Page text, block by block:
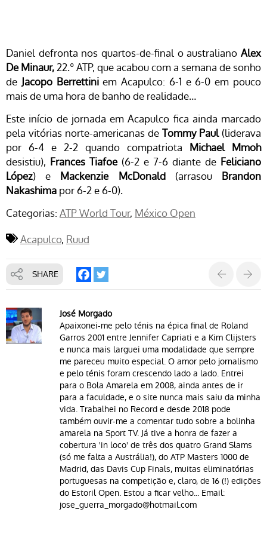
Daniel defronta nos quartos-de-final o australiano Alex
De Minaur,22.º ATP, que acabou com a semana de sonho
deJacopo Berrettiniem Acapulco: 6-1 e 6-0 em pouco
mais de uma hora de banho de realidade…
Este início de jornada em Acapulco fica ainda marcado
pela vitórias norte-americanas de Tommy Paul(liderava
por 6-4 e 2-2 quando compatriota Michael Mmoh
desistiu), Frances Tiafoe(6-2 e 7-6 diante de Feliciano
López) e Mackenzie McDonald(arrasou Brandon
Nakashima por 6-2 e 6-0).
Categorias: ATP World Tour México Open
Acapulco Ruud
SHARE
José Morgado
Apaixonei-me pelo ténis na épica final de Roland
Garros 2001 entre Jennifer Capriati e a Kim Clijsters
e nunca mais larguei uma modalidade que sempre
me pareceu muito especial. O amor pelo jornalismo
e pelo ténis foram crescendo lado a lado. Entrei
para o Bola Amarela em 2008, ainda antes de ir
para a faculdade, e o site nunca mais saiu da minha
vida. Trabalhei no Record e desde 2018 pode
também ouvir-me a comentar tudo sobre a bolinha
amarela na Sport TV. Já tive a honra de fazer a
cobertura 'in loco' de três dos quatro Grand Slams
(só me falta a Austrália!), do ATP Masters 1000 de
Madrid, das Davis Cup Finals, muitas eliminatórias
portuguesas na competição e, claro, de 16 (!) edições
do Estoril Open. Estou a ficar velho... Email:
jose_guerra_morgado@hotmail.com